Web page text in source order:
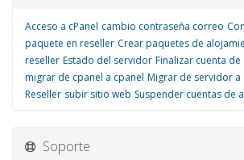
Acceso a cPanel cambio contraseña correo
paquete en reseller Crear paquetes de
reseller Estado del servidor Finalizar cuenta
migrar de cpanel a cpanel Migrar de servidor a
Reseller subir sitio web Suspender cuentas de
Soporte